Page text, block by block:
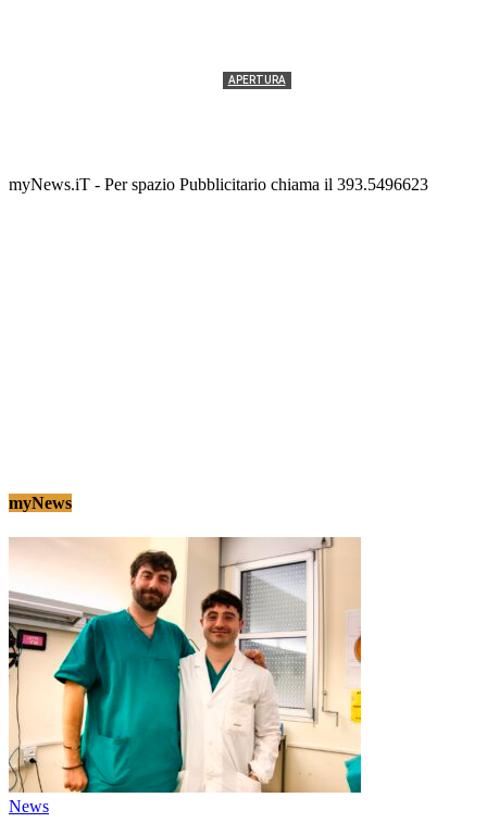
APERTURA
myNews.iT - Per spazio Pubblicitario chiama il 393.5496623
myNews
News